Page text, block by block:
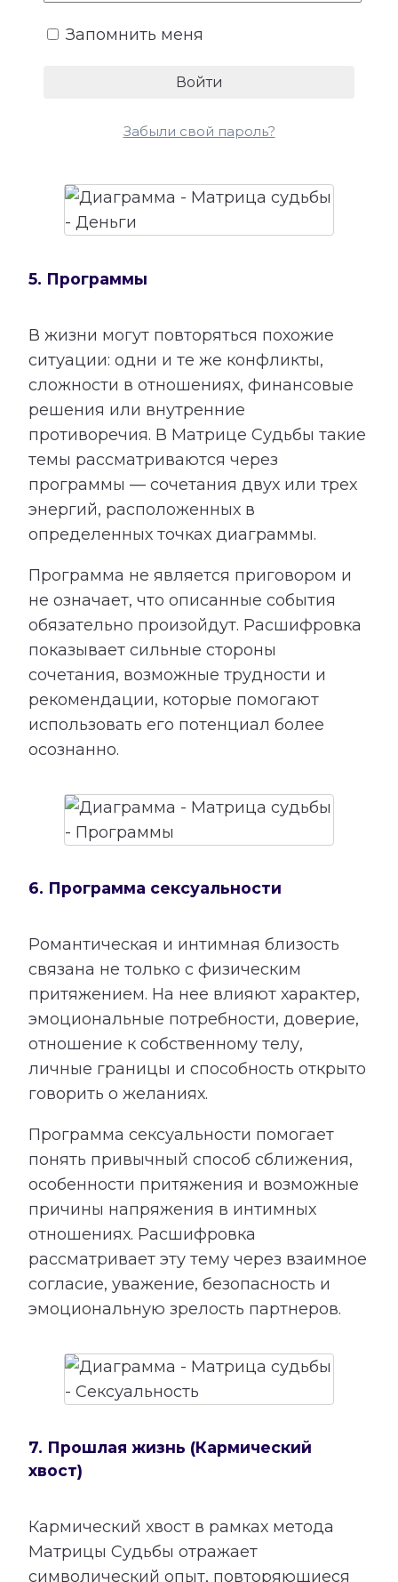
Сопоставление этой категории с
каких направлениях способности могут
но и материальный результат.
5. Программы
В жизни могут повторяться похожие
ситуации: одни и те же конфликты,
сложности в отношениях, финансовые
решения или внутренние
противоречия. В Матрице Судьбы такие
темы рассматриваются через
программы — сочетания двух или трех
энергий, расположенных в
определенных точках диаграммы.
Программа не является приговором и
не означает, что описанные события
обязательно произойдут. Расшифровка
показывает сильные стороны
сочетания, возможные трудности и
рекомендации, которые помогают
использовать его потенциал более
осознанно.
6. Программа сексуальности
Романтическая и интимная близость
связана не только с физическим
притяжением. На нее влияют характер,
эмоциональные потребности, доверие,
отношение к собственному телу,
личные границы и способность открыто
говорить о желаниях.
Программа сексуальности помогает
понять привычный способ сближения,
особенности притяжения и возможные
причины напряжения в интимных
отношениях. Расшифровка
рассматривает эту тему через взаимное
согласие, уважение, безопасность и
эмоциональную зрелость партнеров.
7. Прошлая жизнь (Кармический
хвост)
Кармический хвост в рамках метода
Матрицы Судьбы отражает
символический опыт, повторяющиеся
Запомнить меня
Забыли свой пароль?